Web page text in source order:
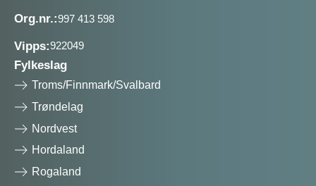
Org.nr.:997 413 598
Vipps:922049
Fylkeslag
Troms/Finnmark/Svalbard
Trøndelag
Nordvest
Hordaland
Rogaland